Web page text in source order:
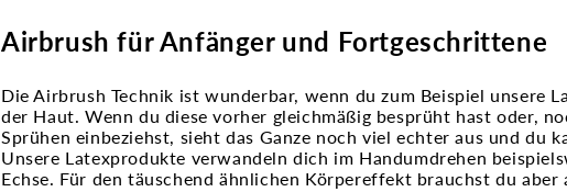
Airbrush für Anfänger und Fortgeschrittene
Die Airbrush Technik ist wunderbar, wenn du zum Beispiel unsere
der Haut. Wenn du diese vorher gleichmäßig besprüht hast oder,
Sprühen einbeziehst, sieht das Ganze noch viel echter aus und du
Unsere Latexprodukte verwandeln dich im Handumdrehen
Echse. Für den täuschend ähnlichen Körpereffekt brauchst du